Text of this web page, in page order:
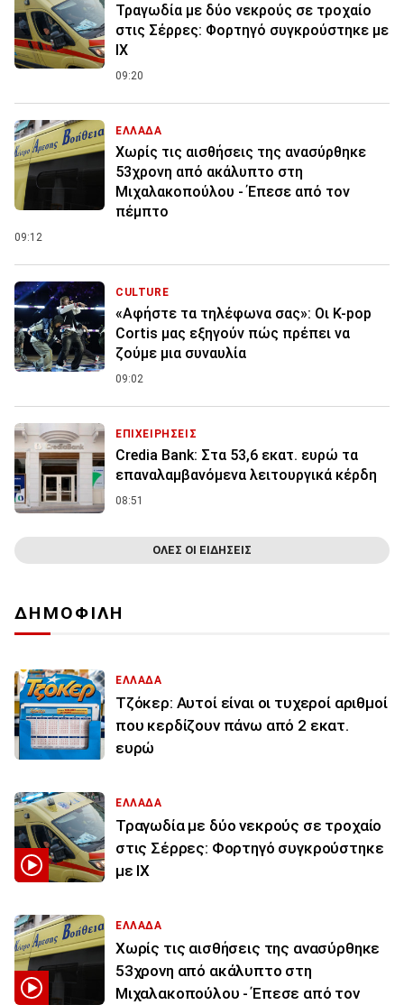
Τραγωδία με δύο νεκρούς σε τροχαίο
στις Σέρρες: Φορτηγό συγκρούστηκε με
ΙΧ
09:20
ΕΛΛΑΔΑ
Χωρίς τις αισθήσεις της ανασύρθηκε
53χρονη από ακάλυπτο στη
Μιχαλακοπούλου - Έπεσε από τον
πέμπτο
09:12
CULTURE
«Αφήστε τα τηλέφωνα σας»: Οι K-pop
Cortis μας εξηγούν πώς πρέπει να
ζούμε μια συναυλία
09:02
ΕΠΙΧΕΙΡΗΣΕΙΣ
Credia Bank: Στα 53,6 εκατ. ευρώ τα
επαναλαμβανόμενα λειτουργικά κέρδη
08:51
ΟΛΕΣ ΟΙ ΕΙΔΗΣΕΙΣ
ΔΗΜΟΦΙΛΗ
ΕΛΛΑΔΑ
Τζόκερ: Αυτοί είναι οι τυχεροί αριθμοί
που κερδίζουν πάνω από 2 εκατ.
ευρώ
ΕΛΛΑΔΑ
Τραγωδία με δύο νεκρούς σε τροχαίο
στις Σέρρες: Φορτηγό συγκρούστηκε
με ΙΧ
ΕΛΛΑΔΑ
Χωρίς τις αισθήσεις της ανασύρθηκε
53χρονη από ακάλυπτο στη
Μιχαλακοπούλου - Έπεσε από τον